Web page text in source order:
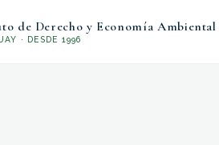
de Derecho y Economía Ambiental
· DESDE 1996